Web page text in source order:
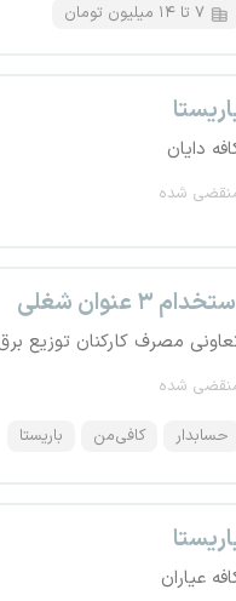
۷ تا ۱۴ میلیون تومان
دایان
شده
۳ عنوان شغلی
مصرف کارکنان توزیع
شده
حسابدار کافی‌من باریستا
عیاران